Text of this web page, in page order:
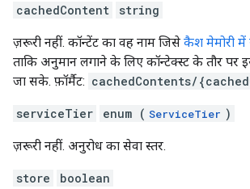
cachedContent string
ज़रूरी नहीं. कॉन्टेंट का वह नाम जिसे कैश मेमोरी में
ताकि अनुमान लगाने के लिए कॉन्टेक्स्ट के तौर पर
जा सके. फ़ॉर्मैट: cachedContents/
serviceTier enum ( ServiceTier )
ज़रूरी नहीं. अनुरोध का सेवा स्तर.
store boolean